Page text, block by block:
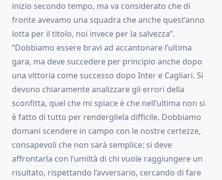
inizio secondo tempo, ma va considerato che di
fronte avevamo una squadra che anche quest’anno
lotta per il titolo, noi invece per la salvezza”.
“Dobbiamo essere bravi ad accantonare l’ultima
gara, ma deve succedere per principio anche dopo
una vittoria come successo dopo Inter e Cagliari. Si
devono chiaramente analizzare gli errori della
sconfitta, quel che mi spiace è che nell’ultima non si
è fatto di tutto per rendergliela difficile. Dobbiamo
domani scendere in campo con le nostre certezze,
consapevoli che non sarà semplice: si deve
affrontarla con l’umiltà di chi vuole raggiungere un
risultato, rispettando l’avversario, cercando di fare